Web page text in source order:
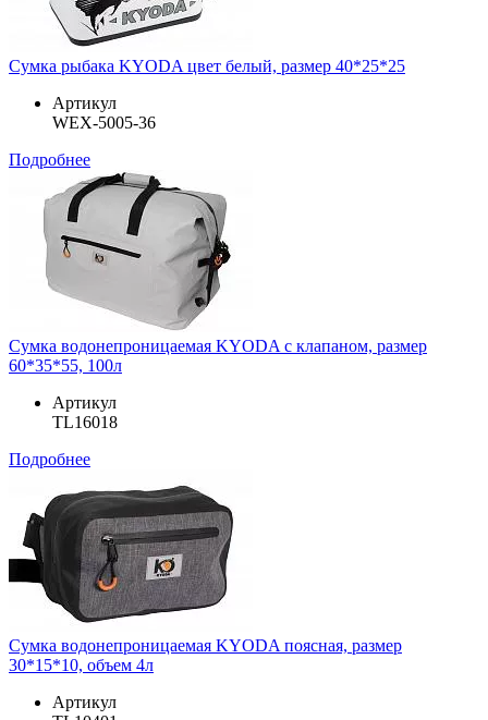
Сумка рыбака KYODA цвет белый, размер 40*25*25
Артикул
WEX-5005-36
Подробнее
Сумка водонепроницаемая KYODA с клапаном, размер
60*35*55, 100л
Артикул
TL16018
Подробнее
Сумка водонепроницаемая KYODA поясная, размер
30*15*10, объем 4л
Артикул